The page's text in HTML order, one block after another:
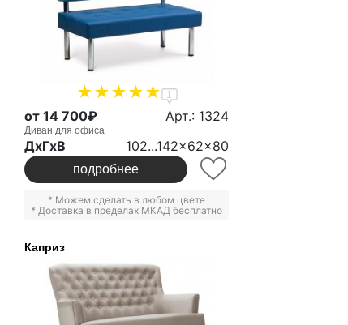
1
от 14 700₽ Арт.: 1324
Диван для офиса
ДxГxВ 102...142x62x80
подробнее
* Можем сделать в любом цвете
* Доставка в пределах МКАД бесплатно
Каприз